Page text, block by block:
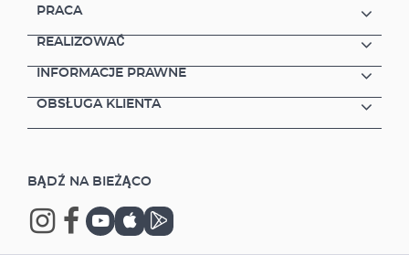
PRACA
REALIZOWAĆ
INFORMACJE PRAWNE
OBSŁUGA KLIENTA
BĄDŹ NA BIEŻĄCO